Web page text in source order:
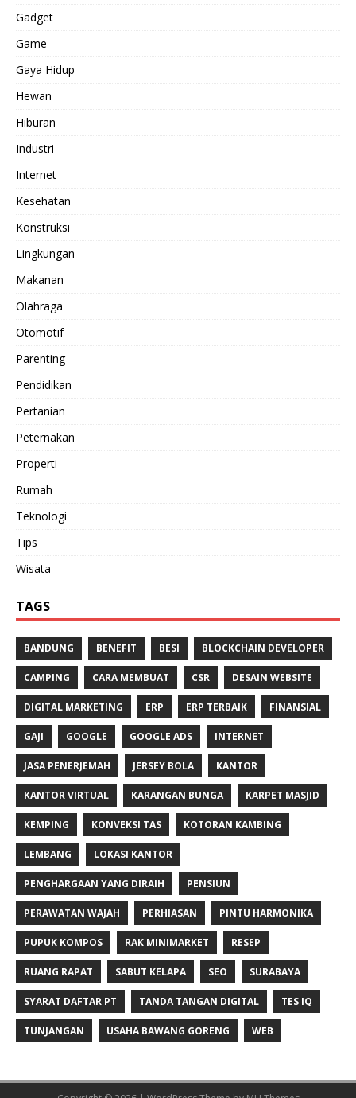
Gadget
Game
Gaya Hidup
Hewan
Hiburan
Industri
Internet
Kesehatan
Konstruksi
Lingkungan
Makanan
Olahraga
Otomotif
Parenting
Pendidikan
Pertanian
Peternakan
Properti
Rumah
Teknologi
Tips
Wisata
TAGS
BANDUNG BENEFIT BESI BLOCKCHAIN DEVELOPER
CAMPING CARA MEMBUAT CSR DESAIN WEBSITE
DIGITAL MARKETING ERP ERP TERBAIK FINANSIAL
GAJI GOOGLE GOOGLE ADS INTERNET
JASA PENERJEMAH JERSEY BOLA KANTOR
KANTOR VIRTUAL KARANGAN BUNGA KARPET MASJID
KEMPING KONVEKSI TAS KOTORAN KAMBING
LEMBANG LOKASI KANTOR
PENGHARGAAN YANG DIRAIH PENSIUN
PERAWATAN WAJAH PERHIASAN PINTU HARMONIKA
PUPUK KOMPOS RAK MINIMARKET RESEP
RUANG RAPAT SABUT KELAPA SEO SURABAYA
SYARAT DAFTAR PT TANDA TANGAN DIGITAL TES IQ
TUNJANGAN USAHA BAWANG GORENG WEB